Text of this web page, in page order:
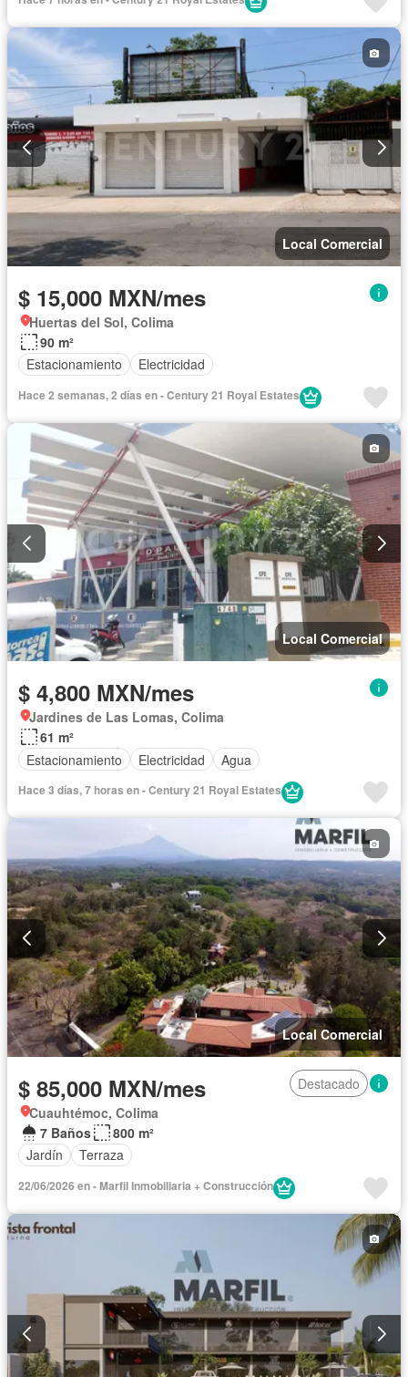
Local Comercial
$ 15,000 MXN/mes
Huertas del Sol, Colima
90 m²
Estacionamiento
Electricidad
Hace 2 semanas, 2 días en - Century 21 Royal Estates
Local Comercial
$ 4,800 MXN/mes
Jardines de Las Lomas, Colima
61 m²
Estacionamiento
Electricidad Agua
Hace 3 días, 7 horas en - Century 21 Royal Estates
Local Comercial
$ 85,000 MXN/mes
Destacado
Cuauhtémoc, Colima
7 Baños
800 m²
Jardín
Terraza
22/06/2026 en - Marfil Inmobiliaria + Construcción